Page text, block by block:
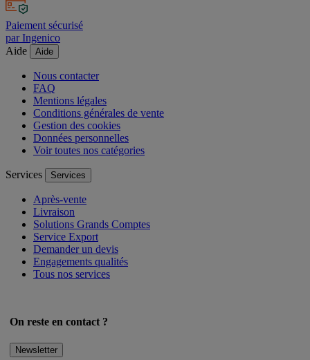
Paiement sécurisé
par Ingenico
Aide
Aide
Nous contacter
FAQ
Mentions légales
Conditions générales de vente
Gestion des cookies
Données personnelles
Voir toutes nos catégories
Services Services
Après-vente
Livraison
Solutions Grands Comptes
Service Export
Demander un devis
Engagements qualités
Tous nos services
On reste en contact ?
Newsletter